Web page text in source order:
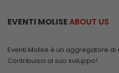
EVENTI MOLISEABOUT US
Eventi Molise è un aggregatore
Contribuisci al suo sviluppo!